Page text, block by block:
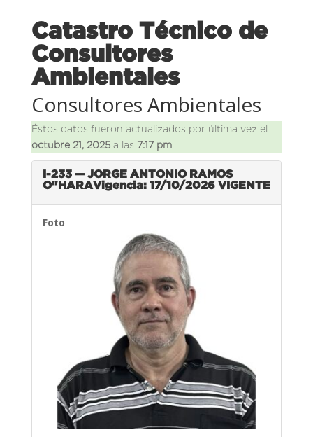
Catastro Técnico de
Consultores
Ambientales
Consultores Ambientales
Éstos datos fueron actualizados por última vez el
octubre 21, 2025a las 7:17 pm.
I-233 — JORGE ANTONIO RAMOS
O"HARAVigencia: 17/10/2026VIGENTE
Foto